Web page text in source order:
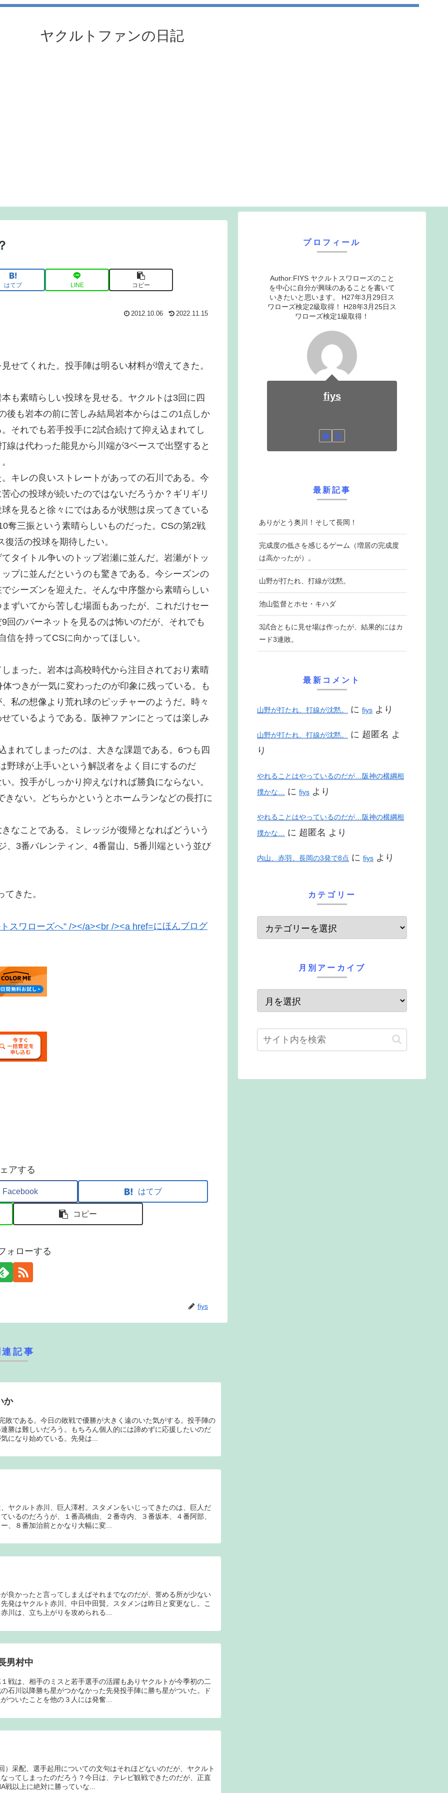
ヤクルトファンの日記
はてブ LINE コピー
2012.10.06 2022.11.15
せてくれた。投手陣は明るい材料が増えてきた。
も素晴らしい投球を見せる。ヤクルトは3回に四
後も岩本の前に苦しみ結局岩本からはこの1点しか
それでも若手投手に2試合続けて抑え込まれてし
は代わった能見から川端が3ベースで出塁すると
キレの良いストレートがあっての石川である。今
心の投球が続いたのではないだろうか？ギリギリ
を見ると徐々にではあるが状態は戻ってきている
奪三振という素晴らしいものだった。CSの第2戦
活の投球を期待したい。
タイトル争いのトップ岩瀬に並んだ。岩瀬がトッ
プに並んだというのも驚きである。今シーズンの
シーズンを迎えた。そんな中序盤から素晴らしい
ずいてから苦しむ場面もあったが、これだけセー
のバーネットを見るのは怖いのだが、それでも
を持ってCSに向かってほしい。
まった。岩本は高校時代から注目されており素晴
つきが一気に変わったのが印象に残っている。も
私の想像より荒れ球のピッチャーのようだ。時々
ているようである。阪神ファンにとっては楽しみ
まれてしまったのは、大きな課題である。6つも四
野球が上手いという解説者をよく目にするのだ
。投手がしっかり抑えなければ勝負にならない。
ない。どちらかというとホームランなどの長打に
なことである。ミレッジが復帰となればどういう
、3番バレンティン、4番畠山、5番川端という並び
きた。
にほんブログ
アする
Facebook はてブ
コピー
ォローする
fiys
連記事
か
敗である。今日の敗戦で優勝が大きく遠のいた気がする。投手陣の
勝は難しいだろう。もちろん個人的には諦めずに応援したいのだ
になり始めている。先発は...
ヤクルト赤川、巨人澤村。スタメンをいじってきたのは、巨人だ
いるのだろうが、１番高橋由、２番寺内、３番坂本、４番阿部、
、８番加治前とかなり大幅に変...
良かったと言ってしまえばそれまでなのだが、誉める所が少ない
発はヤクルト赤川、中日中田賢。スタメンは昨日と変更なし。こ
川は、立ち上がりを攻められる...
男村中
戦は、相手のミスと若手選手の活躍もありヤクルトが今季初の二
石川以降勝ち星がつかなかった先発投手陣に勝ち星がついた。ド
ついたことを他の３人には発奮...
）采配、選手起用についての文句はそれほどないのだが、ヤクルト
ってしまったのだろう？今日は、テレビ観戦できたのだが、正直
戦以上に絶対に勝っていな...
プロフィール
Author:FIYS ヤクルトスワローズのこと
を中心に自分が興味のあることを書いて
いきたいと思います。 H27年3月29日ス
ワローズ検定2級取得！ H28年3月25日ス
ワローズ検定1級取得！
fiys
最新記事
ありがとう奥川！そして長岡！
完成度の低さを感じるゲーム（増居の完成度
は高かったが）。
山野が打たれ、打線が沈黙。
池山監督とホセ・キハダ
3試合ともに見せ場は作ったが、結果的にはカ
ード3連敗。
最新コメント
山野が打たれ、打線が沈黙。 に fiys より
山野が打たれ、打線が沈黙。 に 超匿名 よ
り
やれることはやっているのだが…阪神の横綱相
撲かな… に fiys より
やれることはやっているのだが…阪神の横綱相
撲かな… に 超匿名 より
内山、赤羽、長岡の3発で8点 に fiys より
カテゴリー
月別アーカイブ